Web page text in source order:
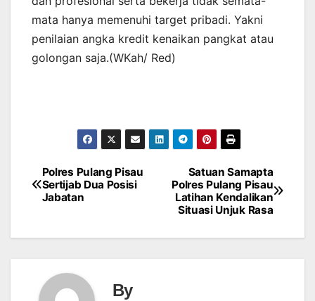
mata hanya memenuhi target pribadi. Yakni
penilaian angka kredit kenaikan pangkat atau
golongan saja.(WKah/ Red)
Post
navigation
Satuan Samapta
Polres Pulang Pisau
Latihan Kendalikan
Situasi Unjuk Rasa
Polres Pulang Pisau
Sertijab Dua Posisi
Jabatan
By